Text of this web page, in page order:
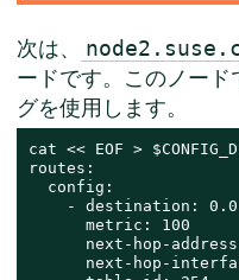
次は、
ードです。このノー
グを使用します。
cat << EOF >
routes:
  config:
- destination:
      metric: 100
next-hop-
next-hop-